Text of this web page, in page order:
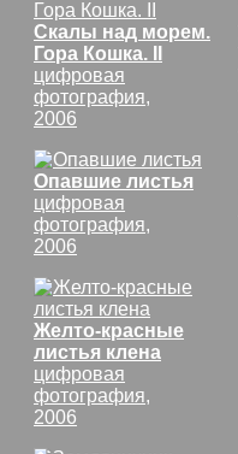
Скалы над морем.
Гора Кошка. II
цифровая
фотография,
2006
Опавшие листья
цифровая
фотография,
2006
Желто-красные
листья клена
цифровая
фотография,
2006